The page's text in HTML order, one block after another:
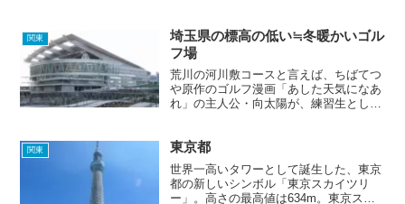
ご覧になってみてくだ...
関東
埼玉県の標高の低い≒冬暖かいゴル
フ場
荒川の河川敷コースと言えば、ちばてつ
や原作のゴルフ漫画「あした天気になあ
れ」の主人公・向太陽が、練習生として
ー･シュー・メン！」のリズムでナイス
ショットを放ちませんか！？
関東 東京都
世界一高いタワーとして誕生した、東京
都の新しいシンボル「東京スカイツリ
ー」。高さの最高値は634m。東京スカ